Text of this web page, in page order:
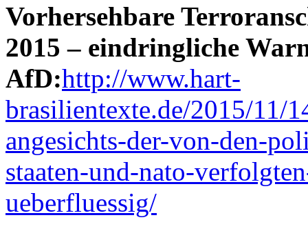
Vorhersehbare
2015 – eindringliche
AfD:http://www.hart-
brasilientexte.de/2015/11/
angesichts-der-von-den-
staaten-und-nato-
ueberfluessig/